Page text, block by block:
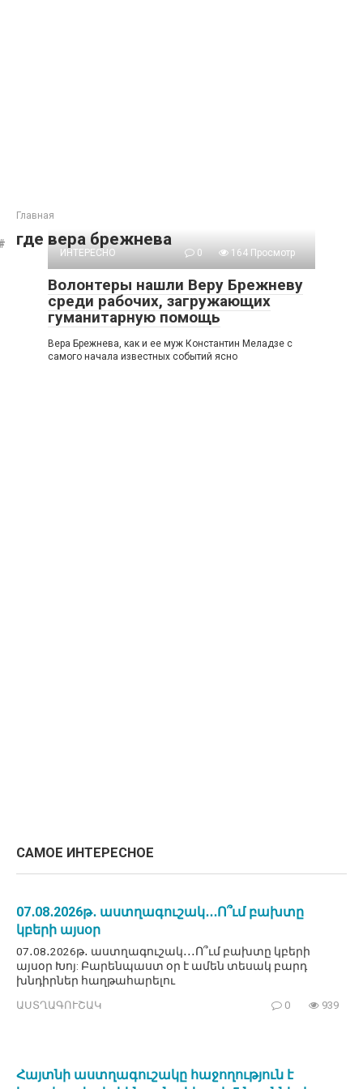
Главная
где вера брежнева
ИНТЕРЕСНО 0 164 Просмотр
Волонтеры нашли Веру Брежневу
среди рабочих, загружающих
гуманитарную помощь
Вера Брежнева, как и ее муж Константин Меладзе с
самого начала известных событий ясно
САМОЕ ИНТЕРЕСНОЕ
07․08․2026թ․ աստղագուշակ․․․Ո՞ւմ բախտը
կբերի այսօր
07․08․2026թ․ աստղագուշակ․․․Ո՞ւմ բախտը կբերի
այսօր Խոյ: Բարենպաստ օր է ամեն տեսակ բարդ
խնդիրներ հաղթահարելու
ԱՍՏՂԱԳՈՒՇԱԿ 0 939
Հայտնի աստղագուշակը հաջողություն է